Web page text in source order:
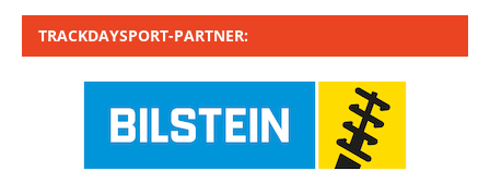
TRACKDAYSPORT-PARTNER: